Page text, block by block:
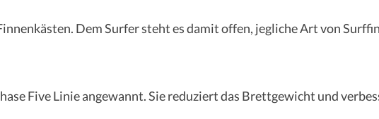
Dem Surfer steht es damit offen, jegliche Art von
Five Linie angewannt. Sie reduziert das Brettgewicht und